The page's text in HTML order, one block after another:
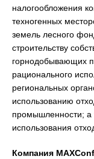
налогообложения
техногенных
земель лесного
строительству
горнодобывающих
рационального
региональных
использованию
промышленности; а
использования
Компания